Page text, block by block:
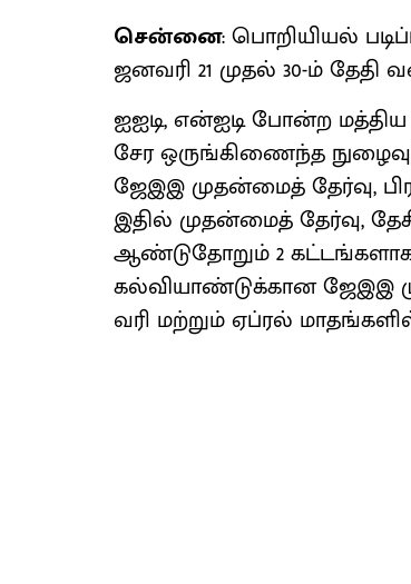
சென்னை: பொறியியல்
ஜனவரி 21 முதல் 30-ம்
ஐஐடி, என்ஐடி போன்ற
சேர ஒருங்கிணைந்த
ஜேஇஇ முதன்மைத் தேர்வு,
இதில் முதன்மைத் தேர்வு,
ஆண்டுதோறும் 2 கட்டங்களாக
கல்வியாண்டுக்கான ஜேஇஇ
வரி மற்றும் ஏப்ரல்